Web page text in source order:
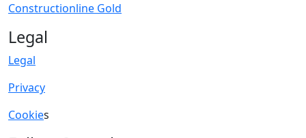
Constructionline Gold
Legal
Legal
Privacy
Cookies